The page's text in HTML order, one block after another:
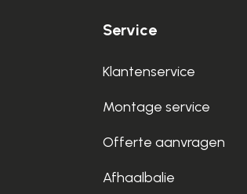
Service
Klantenservice
Montage service
Offerte aanvragen
Afhaalbalie